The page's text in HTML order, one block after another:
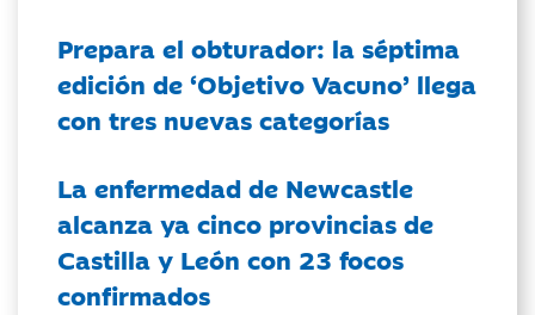
Prepara el obturador: la séptima
edición de ‘Objetivo Vacuno’ llega
con tres nuevas categorías
La enfermedad de Newcastle
alcanza ya cinco provincias de
Castilla y León con 23 focos
confirmados